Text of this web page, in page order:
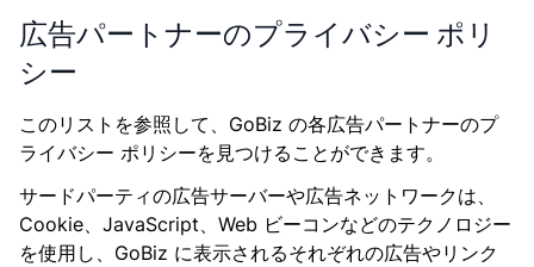
広告パートナーのプライバシー ポリ
シー
このリストを参照して、GoBiz の各広告パートナーのプ
ライバシー ポリシーを見つけることができます。
サードパーティの広告サーバーや広告ネットワークは、
Cookie、JavaScript、Web ビーコンなどのテクノロジー
を使用し、GoBiz に表示されるそれぞれの広告やリンク